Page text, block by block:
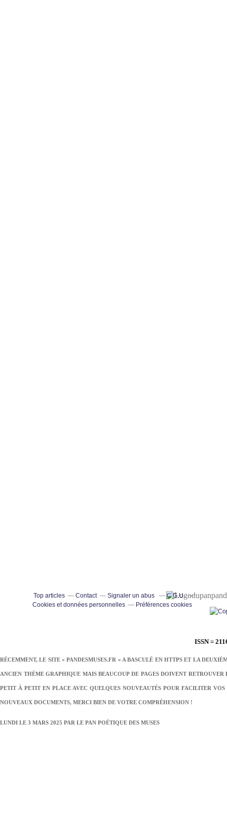
ISSN =
RÉCEMMENT, LE SITE « PANDESMUSES.FR » A BASCULÉ EN HTTPS ET LA
ANCIEN THÈME GRAPHIQUE MAIS BEAUCOUP DE PAGES DOIVENT
PETIT À PETIT EN PLACE AVEC QUELQUES NOUVEAUTÉS POUR FACILITER
NOUVEAUX DOCUMENTS, MERCI BIEN DE VOTRE COMPRÉHENSION !
LUNDI LE 3 MARS 2025 PAR LE PAN POÉTIQUE DES MUSES
Top articles Contact Signaler un abus
C.G.U.
Cookies et données personnelles
Préférences cookies